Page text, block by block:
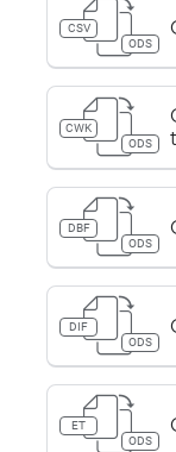
CSV
ODS
CWK
ODS
DBF
ODS
DIF
ODS
ET
ODS